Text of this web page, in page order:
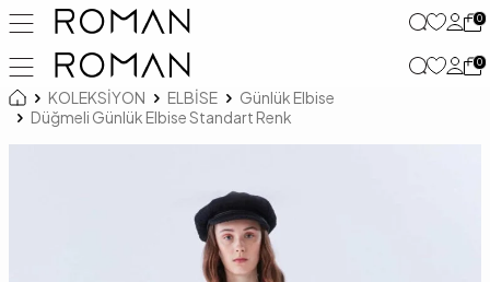
0
0
KOLEKSİYON ELBİSE
Günlük Elbise
Düğmeli Günlük Elbise Standart Renk